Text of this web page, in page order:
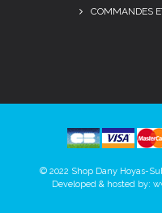
COMMANDES
© 2022 Shop Dany Hoyas-
Developed & hosted by: